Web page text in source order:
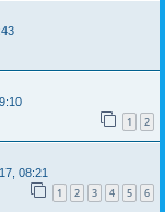
1 2
08:21
1 2 3 4 5 6